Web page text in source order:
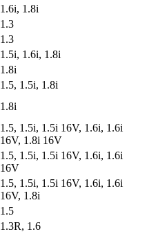
1.6i, 1.8i
1.3
1.3
1.5i, 1.6i, 1.8i
1.8i
1.5, 1.5i, 1.8i
1.8i
1.5, 1.5i, 1.5i 16V, 1.6i, 1.6i
16V, 1.8i 16V
1.5, 1.5i, 1.5i 16V, 1.6i, 1.6i
16V
1.5, 1.5i, 1.5i 16V, 1.6i, 1.6i
16V, 1.8i
1.5
1.3R, 1.6